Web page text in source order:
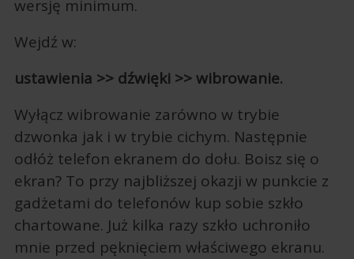
wersję minimum.
Wejdź w:
ustawienia >> dźwięki >> wibrowanie.
Wyłącz wibrowanie zarówno w trybie
dzwonka jak i w trybie cichym. Następnie
odłóż telefon ekranem do dołu. Boisz się o
ekran? To przy najbliższej okazji w punkcie z
gadżetami do telefonów kup sobie szkło
chartowane. Już kilka razy szkło uchroniło
mnie przed pęknięciem właściwego ekranu.